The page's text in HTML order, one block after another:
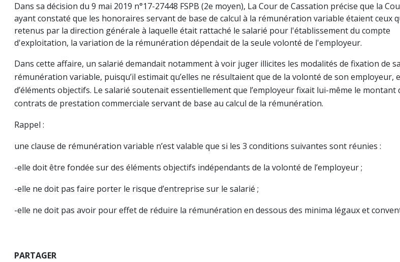
Dans sa décision du 9 mai 2019 n°17-27448 FSPB (2e moyen), La Cour de Cassation précise que la
ayant constaté que les honoraires servant de base de calcul à la rémunération variable étaient ceux
retenus par la direction générale à laquelle était rattaché le salarié pour l'établissement du compte
d'exploitation, la variation de la rémunération dépendait de la seule volonté de l'employeur.
Dans cette affaire, un salarié demandait notamment à voir juger illicites les modalités de fixation de sa
rémunération variable, puisqu’il estimait qu’elles ne résultaient que de la volonté de son employeur,
d’éléments objectifs. Le salarié soutenait essentiellement que l’employeur fixait lui-même le montant
contrats de prestation commerciale servant de base au calcul de la rémunération.
Rappel :
une clause de rémunération variable n’est valable que si les 3 conditions suivantes sont réunies :
-elle doit être fondée sur des éléments objectifs indépendants de la volonté de l’employeur ;
-elle ne doit pas faire porter le risque d’entreprise sur le salarié ;
-elle ne doit pas avoir pour effet de réduire la rémunération en dessous des minima légaux et
PARTAGER